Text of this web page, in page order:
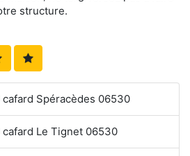
structure.
Spéracèdes 06530
Le Tignet 06530